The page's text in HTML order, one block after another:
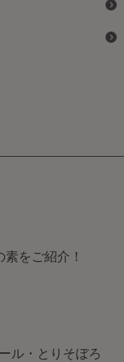
をご紹介！
ル・とりそぼろ